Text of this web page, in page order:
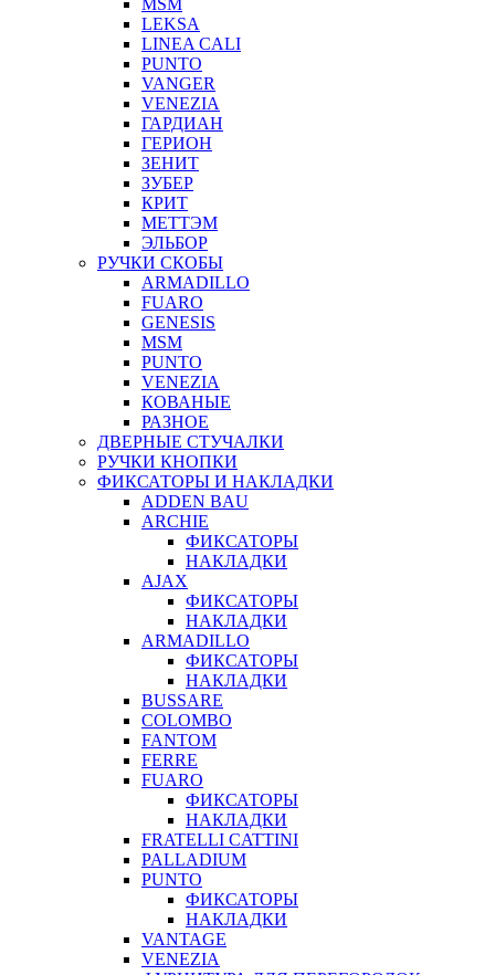
LEKSA
LINEA CALI
PUNTO
VANGER
VENEZIA
ГАРДИАН
ГЕРИОН
ЗЕНИТ
ЗУБЕР
КРИТ
МЕТТЭМ
ЭЛЬБОР
РУЧКИ СКОБЫ
ARMADILLO
FUARO
GENESIS
MSM
PUNTO
VENEZIA
КОВАНЫЕ
РАЗНОЕ
ДВЕРНЫЕ СТУЧАЛКИ
РУЧКИ КНОПКИ
ФИКСАТОРЫ И НАКЛАДКИ
ADDEN BAU
ARCHIE
ФИКСАТОРЫ
НАКЛАДКИ
AJAX
ФИКСАТОРЫ
НАКЛАДКИ
ARMADILLO
ФИКСАТОРЫ
НАКЛАДКИ
BUSSARE
COLOMBO
FANTOM
FERRE
FUARO
ФИКСАТОРЫ
НАКЛАДКИ
FRATELLI CATTINI
PALLADIUM
PUNTO
ФИКСАТОРЫ
НАКЛАДКИ
VANTAGE
VENEZIA